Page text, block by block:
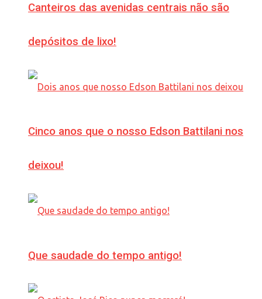
Canteiros das avenidas centrais não são
depósitos de lixo!
Cinco anos que o nosso Edson Battilani nos
deixou!
Que saudade do tempo antigo!